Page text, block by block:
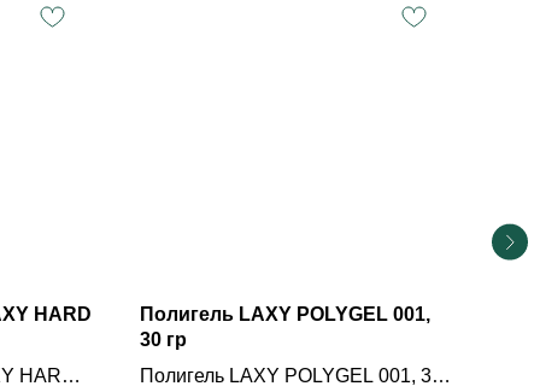
HARD
HARD
Полигель LAXY POLYGEL 001,
30 гр
Полигель LAXY POLYGEL 001, 30